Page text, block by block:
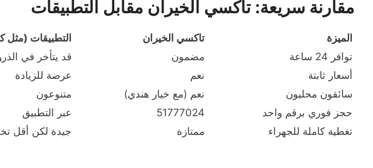
مقارنة سريعة: تاكسي الخيران مقابل التطبيقات
الميزة تاكسي الخيران
التطبيقات (مثل
توافر 24 ساعة
مضمون
قد يتأخر في
أسعار ثابتة
نعم
عرضة للزيادة
سائقون محليون
نعم (مع خيار هندي)
متنوعون
حجز فوري برقم واحد
51777024
عبر التطبيق
تغطية كاملة للجهراء
ممتازة جيدة لكن أقل